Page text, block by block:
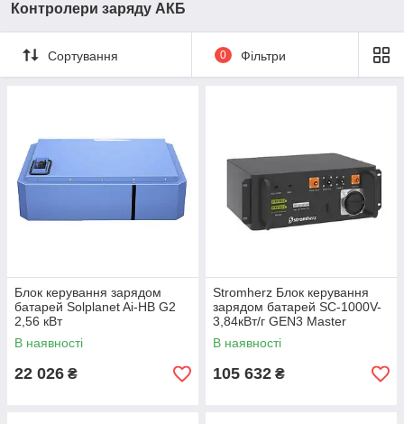
Контролери заряду АКБ
Сортування 0 Фільтри
Блок керування зарядом
батарей Solplanet Ai-HB G2
2,56 кВт
В наявності
22 026 ₴
Stromherz Блок керування
зарядом батарей SС-1000V-
3,84кВт/г GEN3 Master
В наявності
105 632 ₴